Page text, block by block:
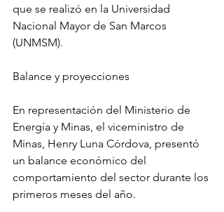
que se realizó en la Universidad
Nacional Mayor de San Marcos
(UNMSM).
Balance y proyecciones
En representación del Ministerio de
Energía y Minas, el viceministro de
Minas, Henry Luna Córdova, presentó
un balance económico del
comportamiento del sector durante los
primeros meses del año.